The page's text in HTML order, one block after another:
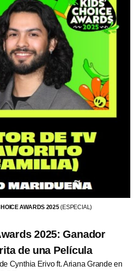
AWARDS 2025(ESPECIAL)
2025: Ganador
de una Película
Cynthia Erivo ft. Ariana Grande en